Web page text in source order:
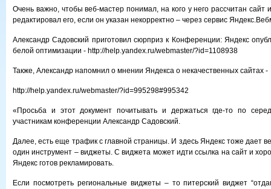
Очень важно, чтобы веб-мастер понимал, на кого у него рассчитан сайт
редактировал его, если он указан некорректно – через сервис
Александр Садовский приготовил сюрприз к Конференции: Яндекс
белой оптимизации - http://help.yandex.ru/webmaster/?id=1108938
Также, Александр напомнил о мнении Яндекса о некачественных сайтах -
http://help.yandex.ru/webmaster/?id=995298#995342
«Просьба и этот документ почитывать и держаться где-то по
участникам конференции Александр Садовский.
Далее, есть еще трафик с главной страницы. И здесь Яндекс тоже дает
один инструмент – виджеты. С виджета может идти ссылка на сайт и
Яндекс готов рекламировать.
Если посмотреть региональные виджеты – то питерский виджет